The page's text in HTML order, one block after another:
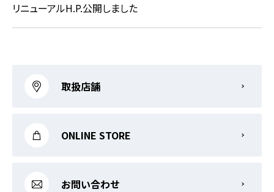
リニューアルH.P.公開しました
取扱店舗
ONLINE STORE
お問い合わせ